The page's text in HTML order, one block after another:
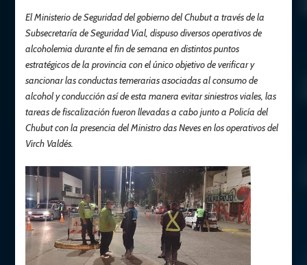
El Ministerio de Seguridad del gobierno del Chubut a través de la
Subsecretaría de Seguridad Vial, dispuso diversos operativos de
alcoholemia durante el fin de semana en distintos puntos
estratégicos de la provincia con el único objetivo de verificar y
sancionar las conductas temerarias asociadas al consumo de
alcohol y conducción así de esta manera evitar siniestros viales, las
tareas de fiscalización fueron llevadas a cabo junto a Policía del
Chubut con la presencia del Ministro das Neves en los operativos del
Virch Valdés.